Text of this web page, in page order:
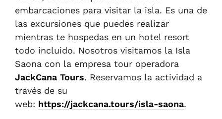
embarcaciones para visitar la isla. Es una de
las excursiones que puedes realizar
mientras te hospedas en un hotel resort
todo incluido. Nosotros visitamos la Isla
Saona con la empresa tour operadora
JackCana Tours. Reservamos la actividad a
través de su
web: https://jackcana.tours/isla-saona.